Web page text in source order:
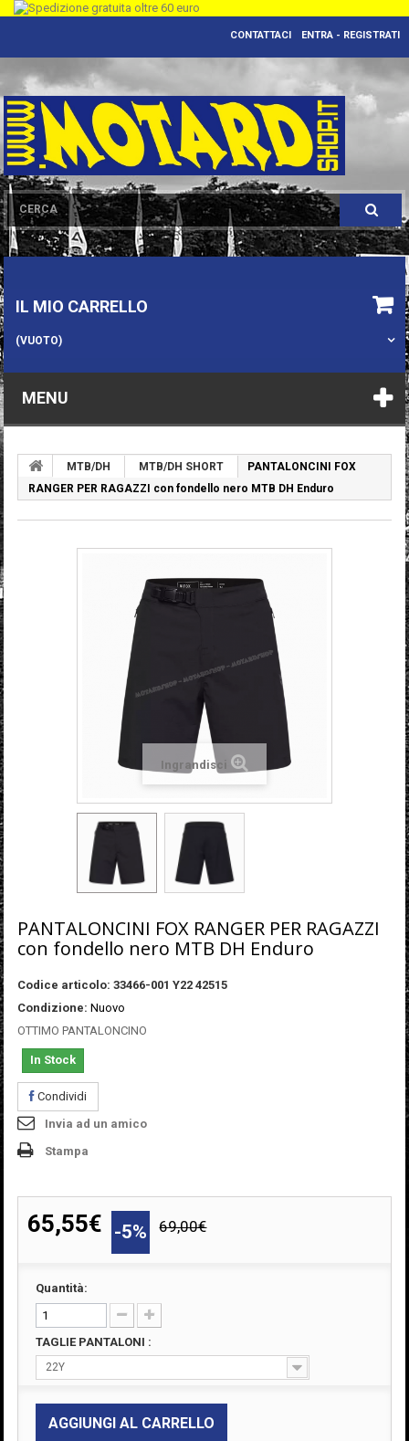
ENTRA - REGISTRATI
CONTATTACI
IL MIO CARRELLO
(VUOTO)
MENU
MTB/DH MTB/DH SHORT
PANTALONCINI FOX
RANGER PER RAGAZZI con fondello nero MTB DH Enduro
Ingrandisci
PANTALONCINI FOX RANGER PER RAGAZZI
con fondello nero MTB DH Enduro
Codice articolo: 33466-001 Y22 42515
Condizione: Nuovo
OTTIMO PANTALONCINO
In Stock
Condividi
Invia ad un amico
Stampa
65,55€ -5% 69,00€
Quantità:
TAGLIE PANTALONI :
22Y
AGGIUNGI AL CARRELLO